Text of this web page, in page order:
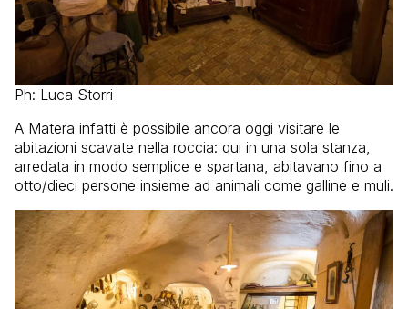
Ph: Luca Storri
A Matera infatti è possibile ancora oggi visitare le
abitazioni scavate nella roccia: qui in una sola stanza,
arredata in modo semplice e spartana, abitavano fino a
otto/dieci persone insieme ad animali come galline e muli.